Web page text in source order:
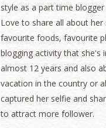
style as a part time blogger
Love to share all about her
favourite foods, favourite
blogging activity that she's
almost 12 years and also
vacation in the country or
captured her selfie and
to attract more follower.